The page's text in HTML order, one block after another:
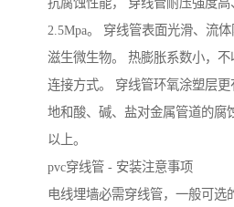
2.5Mpa。 穿线管表面光滑、流
滋生微生物。 热膨胀系数小，
连接方式。 穿线管环氧涂塑层
地和酸、碱、盐对金属管道的腐
以上。
pvc穿线管 - 安装注意事项
电线埋墙必需穿线管，一般可选